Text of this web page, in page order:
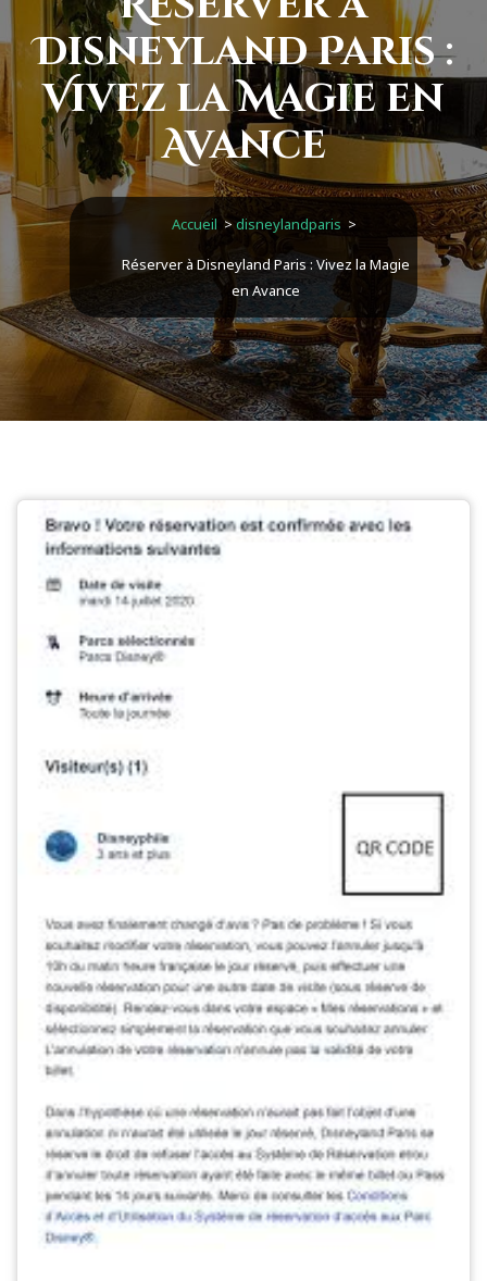
Disneyland Paris :
Vivez la Magie en
Avance
Accueil >disneylandparis >
Réserver à Disneyland Paris : Vivez la Magie
en Avance